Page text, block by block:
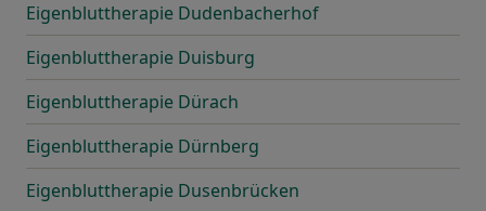
Eigenbluttherapie Dudenbacherhof
Eigenbluttherapie Duisburg
Eigenbluttherapie Dürach
Eigenbluttherapie Dürnberg
Eigenbluttherapie Dusenbrücken